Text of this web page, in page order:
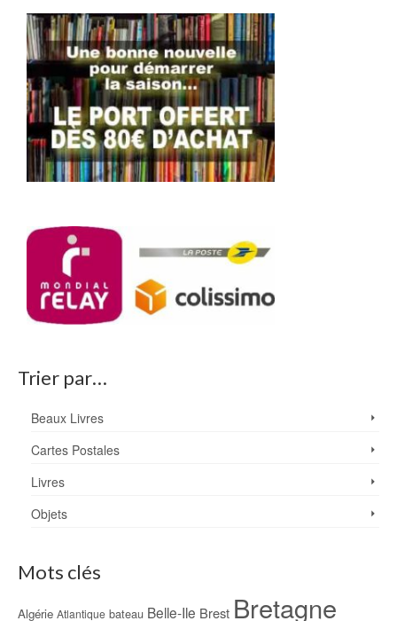
Trier par…
Beaux Livres
Cartes Postales
Livres
Objets
Mots clés
Algérie Atlantique bateau Belle-Ile Brest Bretagne